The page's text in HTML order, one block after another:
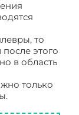
то
после этого
в область
только